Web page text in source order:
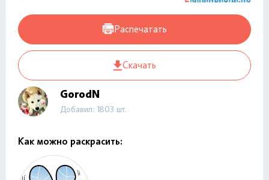
Распечатать
Скачать
GorodN
Добавил: 1803 шт.
Как можно раскрасить: